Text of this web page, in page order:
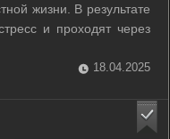
жизни. В результате
и проходят через
с продажей
18.04.2025